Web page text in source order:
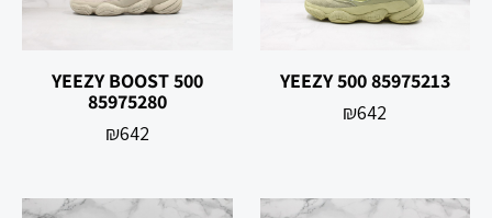
YEEZY 500 85975213
₪642
YEEZY BOOST 500
85975280
₪642